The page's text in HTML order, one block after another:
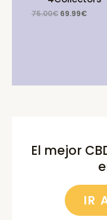
75.00€ Original
69.99€
El mejor
IR